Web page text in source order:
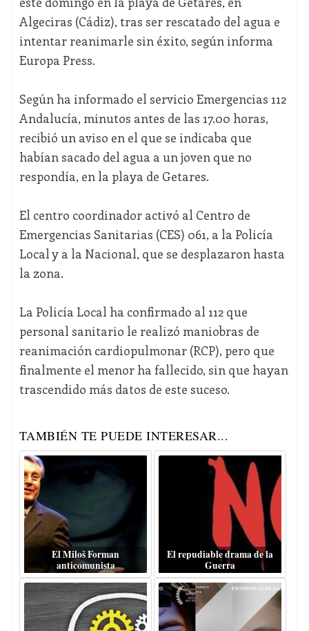
Algeciras (Cádiz), tras ser rescatado del agua e
intentar reanimarle sin éxito, según informa
Europa Press.
Según ha informado el servicio Emergencias 112
Andalucía, minutos antes de las 17.00 horas,
recibió un aviso en el que se indicaba que
habían sacado del agua a un joven que no
respondía, en la playa de Getares.
El centro coordinador activó al Centro de
Emergencias Sanitarias (CES) 061, a la Policía
Local y a la Nacional, que se desplazaron hasta
la zona.
La Policía Local ha confirmado al 112 que
personal sanitario le realizó maniobras de
reanimación cardiopulmonar (RCP), pero que
finalmente el menor ha fallecido, sin que hayan
trascendido más datos de este suceso.
TAMBIÉN TE PUEDE INTERESAR...
El Miloš Forman
anticomunista
El repudiable drama de la
Guerra